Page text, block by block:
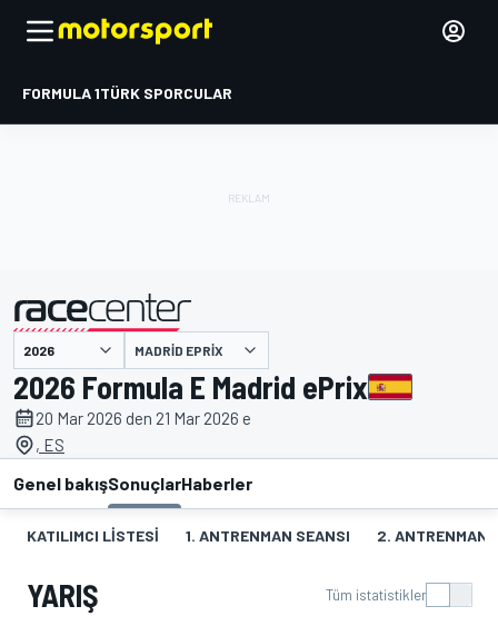
FORMULA 1TÜRK SPORCULAR
MADRID EPRIX
2026 Formula E Madrid ePrix
20 Mar 2026 den 21 Mar 2026 e
, ES
Genel bakışSonuçlarHaberler
KATILIMCI LISTESI 1. ANTRENMAN SEANSI 2. ANTRENMAN
YARIŞ Tüm istatistikler